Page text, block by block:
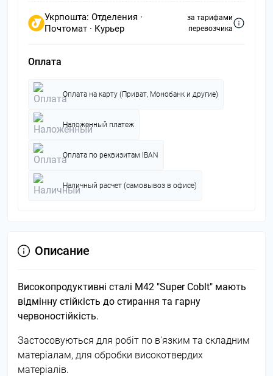
Укрпошта: Отделения ·
Почтомат · Курьер
за тарифами
перевозчика
Оплата
Оплата на карту (Приват, Монобанк и другие)
Наложенный платеж
Оплата по реквизитам IBAN
Наличный расчет (самовывоз в офисе)
Описание
Високопродуктивні сталі М42 "Super Coblt" мають
відмінну стійкість до стирання та гарну
червоностійкість.
Застосовуються для робіт по в'язким та складним
матеріалам, для обробки високотвердих
матеріалів.